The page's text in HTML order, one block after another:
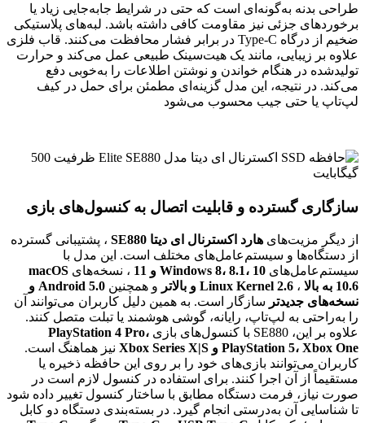
طراحی بدنه به‌گونه‌ای است که حتی در شرایط جابه‌جایی زیاد یا
برخوردهای جزئی نیز مقاومت کافی داشته باشد. لبه‌های پلاستیکی
ضخیم از درگاه Type-C در برابر فشار محافظت می‌کنند. قاب فلزی
علاوه بر زیبایی، مانند یک هیت‌سینک طبیعی عمل می‌کند و حرارت
تولیدشده در هنگام خواندن و نوشتن اطلاعات را به‌خوبی دفع
می‌کند. در نتیجه، این مدل گزینه‌ای مطمئن برای حمل در کیف
لپ‌تاپ یا حتی جیب محسوب می‌شود
سازگاری گسترده و قابلیت اتصال به کنسول‌های بازی
از دیگر مزیت‌های هارد اکسترنال ای دیتا SE880
، پشتیبانی گسترده
از دستگاه‌ها و سیستم‌عامل‌های مختلف است. این مدل با
سیستم‌عامل‌های Windows 8، 8.1، 10 و 11 ، نسخه‌های macOS
10.6 به بالا
، Linux Kernel 2.6 و بالاتر و همچنین
Android 5.0 و
نسخه‌های جدیدتر سازگار است. به همین دلیل کاربران می‌توانند آن
را به‌راحتی به لپ‌تاپ، رایانه، گوشی هوشمند یا تبلت متصل کنند.
علاوه بر این، SE880 با کنسول‌های بازی
PlayStation 4 Pro،
PlayStation 5، Xbox One و Xbox Series X|S
نیز هماهنگ است.
کاربران می‌توانند بازی‌های خود را بر روی این حافظه ذخیره یا
مستقیماً از آن اجرا کنند. برای استفاده در کنسول لازم است در
صورت نیاز، فرمت دستگاه مطابق با ساختار کنسول تغییر داده شود
تا شناسایی آن به‌درستی انجام گیرد. در بسته‌بندی دستگاه دو کابل